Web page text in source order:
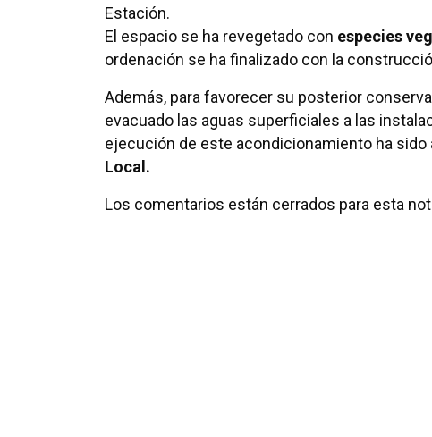
Estación.
El espacio se ha revegetado con especies
ordenación se ha finalizado con la
Además, para favorecer su posterior
evacuado las aguas superficiales a las
ejecución de este acondicionamiento ha sido
Local.
Los comentarios están cerrados para esta